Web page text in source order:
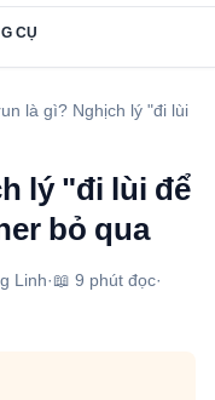
CỤ
là gì? Nghịch lý "đi lùi
lý "đi lùi để
bỏ qua
Linh·📖 9 phút đọc·